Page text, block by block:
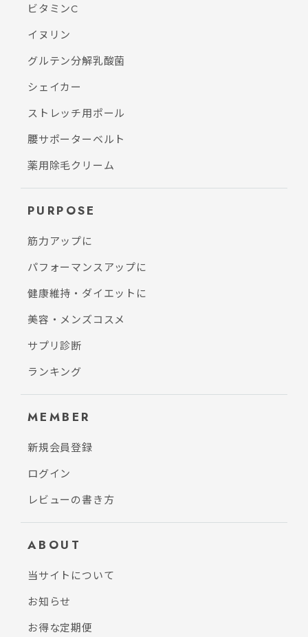
ビタミンC
イヌリン
グルテン分解乳酸菌
シェイカー
ストレッチ用ポール
腰サポーターベルト
薬用除毛クリーム
PURPOSE
筋力アップに
パフォーマンスアップに
健康維持・ダイエットに
美容・メンズコスメ
サプリ診断
ランキング
MEMBER
新規会員登録
ログイン
レビューの書き方
ABOUT
当サイトについて
お知らせ
お得な定期便